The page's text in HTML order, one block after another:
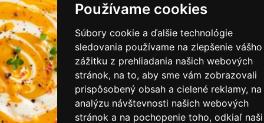
Používame cookies
Súbory cookie a ďalšie technológie
sledovania používame na zlepšenie vášho
zážitku z prehliadania našich webových
stránok, na to, aby sme vám zobrazovali
prispôsobený obsah a cielené reklamy, na
analýzu návštevnosti našich webových
stránok a na pochopenie toho, odkiaľ naši
PRIHLÁSIŤ SA DO ZÁKAZNÍCKEJ ZÓNY
Všeobecné obchodné podmienky